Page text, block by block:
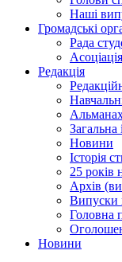
Наші
Громадські
Рада
Редакція
Загальна
Новини
Історія
25 років
Архів
Випуски
Головна
Новини